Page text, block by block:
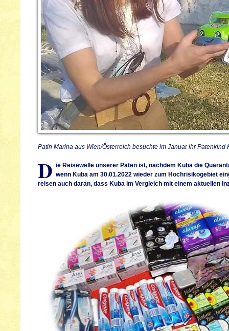
Patin Marina aus Wien/Österreich besuchte im Januar ihr Patenkind
D ie Reisewelle unserer Paten ist, nachdem Kuba die
wenn Kuba am 30.01.2022 wieder zum Hochrisikogebiet
reisen auch daran, dass Kuba im Vergleich mit einem aktuellen